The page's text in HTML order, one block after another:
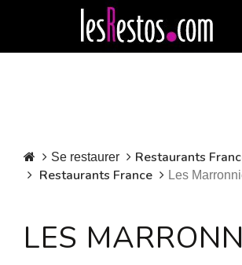
Se restaurer Restaurants
Restaurants France
Les
LES